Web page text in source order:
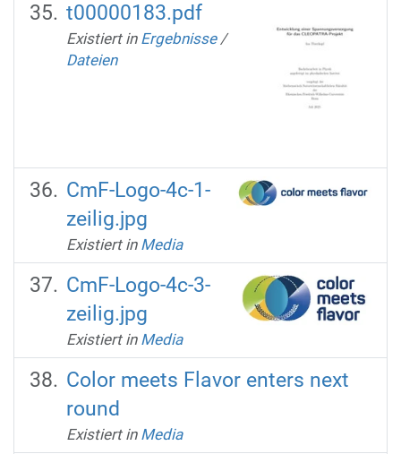
t00000183.pdf
Existiert in Ergebnisse /
Dateien
CmF-Logo-4c-1-
zeilig.jpg
Existiert in Media
CmF-Logo-4c-3-
zeilig.jpg
Existiert in Media
Color meets Flavor enters next
round
Existiert in Media